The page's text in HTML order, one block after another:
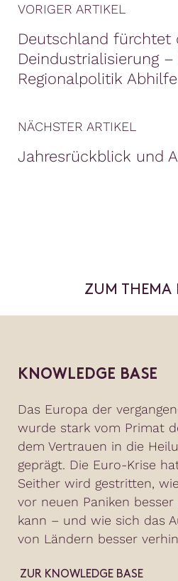
VORIGER ARTIKEL
Deutschland fürchtet
Deindustrialisierung
Regionalpolitik
NÄCHSTER ARTIKEL
Jahresrückblick und
ZUM THEMA
KNOWLEDGE BASE
Das Europa der
wurde stark vom Primat
dem Vertrauen in die
geprägt. Die Euro-Krise
Seither wird gestritten,
vor neuen Paniken
kann – und wie sich das
von Ländern besser
ZUR KNOWLEDGE BASE